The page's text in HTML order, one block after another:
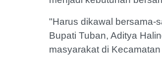
"Harus dikawal bersama-
Bupati Tuban, Aditya
masyarakat di